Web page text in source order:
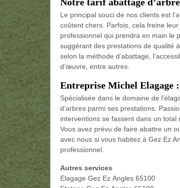
Le principal souci de nos clients est
coûtent chers. Parfois, cela freine
professionnel qui prendra en main le
suggérant des prestations de qualité
selon la méthode d’abattage,
d’œuvre, entre autres.
Entreprise Michel Elagage :
Spécialisée dans le domaine de
d’arbres parmi ses prestations.
interventions se fassent dans un total
Vous avez prévu de faire abattre un
avec nous si vous habitez à Gez Ez
professionnel.
Autres services
Elagage Gez Ez Angles 65100